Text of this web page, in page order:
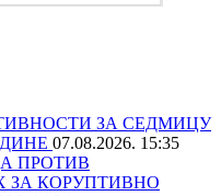
ЗА СЕДМИЦУ
07.08.2026. 15:35
ПРОТИВ
ЗА КОРУПТИВНО